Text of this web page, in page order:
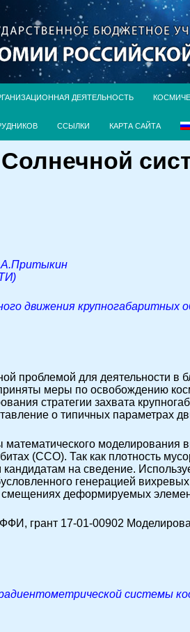
ДЕЯТЕЛЬНОСТЬ
ССЫЛКИ КАРТА САЙТА
движения крупногабаритных
проблемой для деятельности
меры по освобождению
стратегии захвата
о типичных параметрах
моделирования
(ССО). Так как плотность
на сведение.
генерацией
деформируемых
грант 17-01-00902
системы